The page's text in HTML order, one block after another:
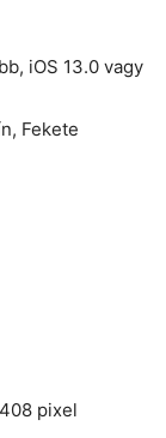
iOS 13.0 vagy
Fekete
pixel